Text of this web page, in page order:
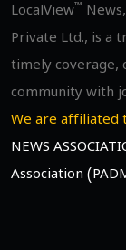
LocalView™
Private Ltd., is a
timely coverage,
community with
We are affiliated
NEWS
Association